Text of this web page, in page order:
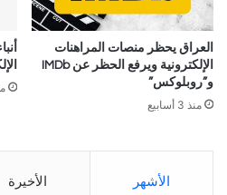
العراق يحظر منصات المراهنات
الإلكترونية ويرفع الحظر عن IMDb
و”روبلوكس”
منذ 3 أسابيع
الأشهر الأخيرة